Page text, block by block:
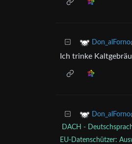
Don_alForno
Ich trinke
Don_alForno
DACH -
EU-Datenschützer: